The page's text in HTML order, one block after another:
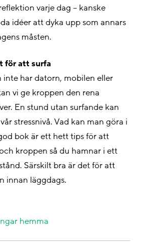
varje dag – kanske
idéer att dyka upp som annars
måsten.
för att surfa
inte har datorn, mobilen eller
vi ge kroppen den rena
En stund utan surfande kan
stressnivå. Vad kan man göra i
bok är ett hett tips för att
kroppen så du hamnar i ett
Särskilt bra är det för att
innan läggdags.
hemma